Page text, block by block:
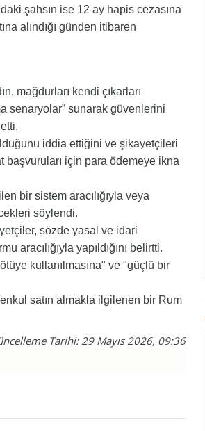
şahsın ise 12 ay hapis cezasına
alındığı günden itibaren
mağdurları kendi çıkarları
senaryolar” sunarak güvenlerini
iddia ettiğini ve şikayetçileri
başvuruları için para ödemeye ikna
bir sistem aracılığıyla veya
söylendi.
sözde yasal ve idari
yapıldığını belirtti.
kullanılmasına" ve "güçlü bir
satın almakla ilgilenen bir Rum
Tarihi: 29 Mayıs 2026, 09:36